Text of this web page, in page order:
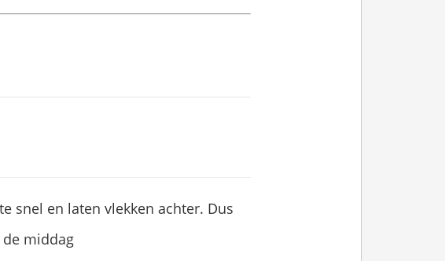
snel en laten vlekken achter. Dus
de middag